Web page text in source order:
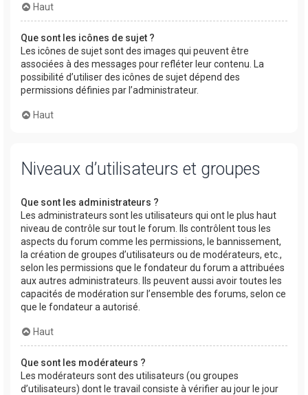
Haut
Que sont les icônes de sujet ?
Les icônes de sujet sont des images qui peuvent être
associées à des messages pour refléter leur contenu. La
possibilité d’utiliser des icônes de sujet dépend des
permissions définies par l’administrateur.
Haut
Niveaux d’utilisateurs et groupes
Que sont les administrateurs ?
Les administrateurs sont les utilisateurs qui ont le plus haut
niveau de contrôle sur tout le forum. Ils contrôlent tous les
aspects du forum comme les permissions, le bannissement,
la création de groupes d’utilisateurs ou de modérateurs, etc.,
selon les permissions que le fondateur du forum a attribuées
aux autres administrateurs. Ils peuvent aussi avoir toutes les
capacités de modération sur l’ensemble des forums, selon ce
que le fondateur a autorisé.
Haut
Que sont les modérateurs ?
Les modérateurs sont des utilisateurs (ou groupes
d’utilisateurs) dont le travail consiste à vérifier au jour le jour